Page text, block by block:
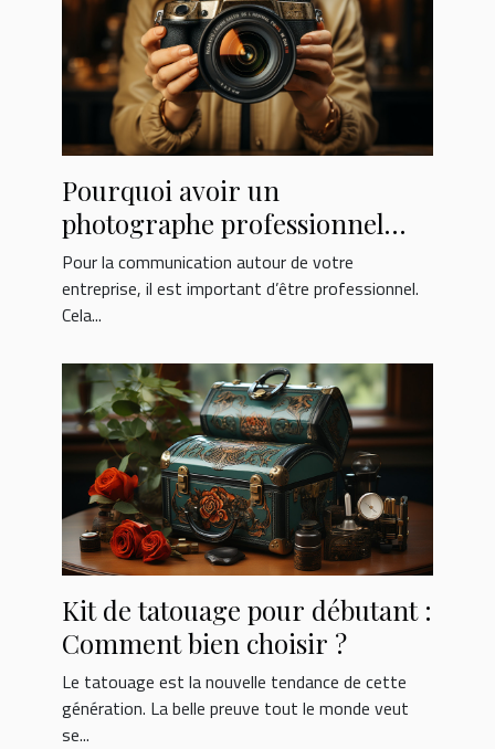
Pourquoi avoir un
photographe professionnel
pour votre entreprise ?
Pour la communication autour de votre
entreprise, il est important d’être professionnel.
Cela...
Kit de tatouage pour débutant :
Comment bien choisir ?
Le tatouage est la nouvelle tendance de cette
génération. La belle preuve tout le monde veut
se...